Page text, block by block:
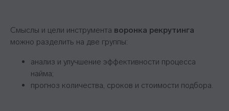
Смыслы и цели инструмента воронка рекрутинга
можно разделить на две группы:
анализ и улучшение эффективности процесса
найма;
прогноз количества, сроков и стоимости подбора.
НЕ ТЕРЯЙТЕ
КАНДИДАТОВ
В ПОТОКЕ ОТКЛИКОВ
AI обрабатывает отклики и ведёт
первичную коммуникацию за вас